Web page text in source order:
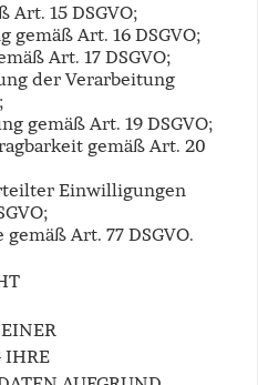
15 DSGVO;
gemäß Art. 16 DSGVO;
Art. 17 DSGVO;
der Verarbeitung
gemäß Art. 19 DSGVO;
gemäß Art. 20
Einwilligungen
Art. 77 DSGVO.
IHRE